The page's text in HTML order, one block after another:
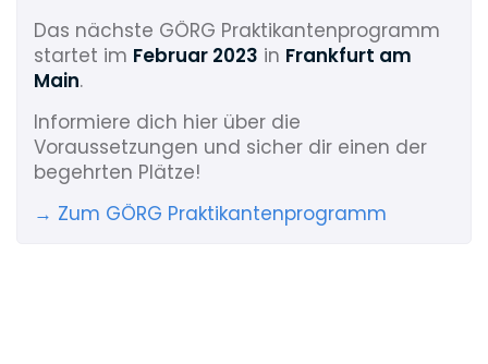
Das nächste GÖRG Praktikantenprogramm
startet im Februar 2023 in Frankfurt am
Main.
Informiere dich hier über die
Voraussetzungen und sicher dir einen der
begehrten Plätze!
→ Zum GÖRG Praktikantenprogramm